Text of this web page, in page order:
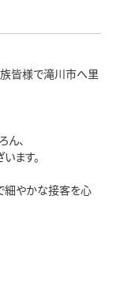
皆様で滝川市へ里
、
ます。
細やかな接客を心